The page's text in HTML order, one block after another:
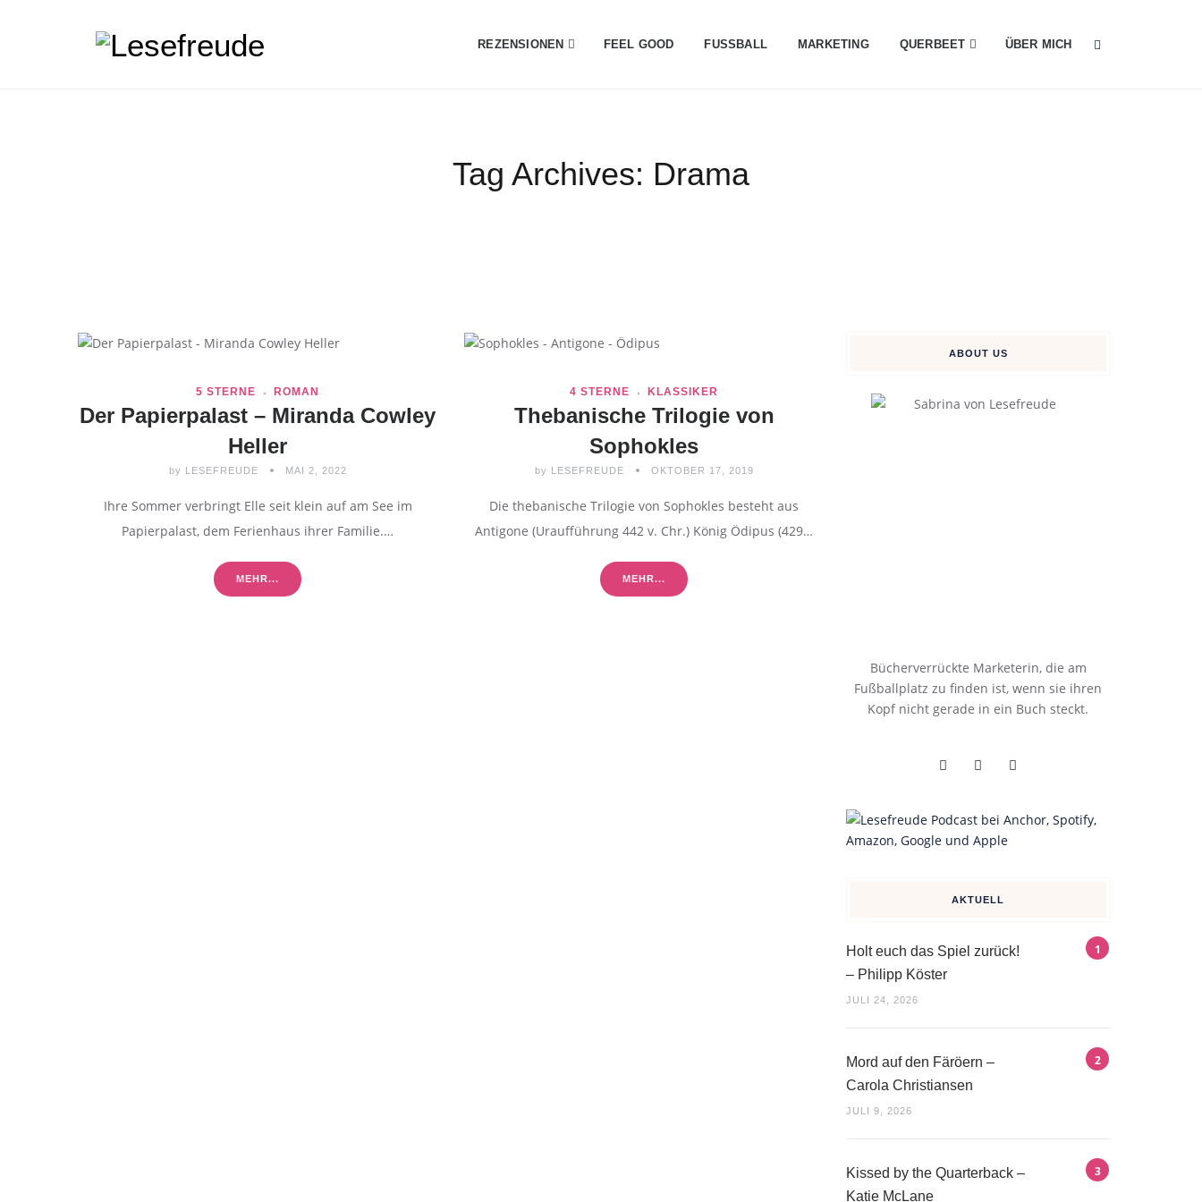
REZENSIONEN FEEL GOOD FUSSBALL MARKETING QUERBEET ÜBER MICH
Tag Archives: Drama
5 STERNE ROMAN
Der Papierpalast – Miranda Cowley
Heller
by LESEFREUDE MAI 2, 2022
Ihre Sommer verbringt Elle seit klein auf am See im
Papierpalast, dem Ferienhaus ihrer Familie.…
MEHR...
4 STERNE KLASSIKER
Thebanische Trilogie von
Sophokles
by LESEFREUDE OKTOBER 17, 2019
Die thebanische Trilogie von Sophokles besteht aus
Antigone (Uraufführung 442 v. Chr.) König Ödipus (429…
MEHR...
ABOUT US
Bücherverrückte Marketerin, die am
Fußballplatz zu finden ist, wenn sie ihren
Kopf nicht gerade in ein Buch steckt.
AKTUELL
Holt euch das Spiel zurück!
– Philipp Köster
JULI 24, 2026
Mord auf den Färöern –
Carola Christiansen
JULI 9, 2026
Kissed by the Quarterback –
Katie McLane